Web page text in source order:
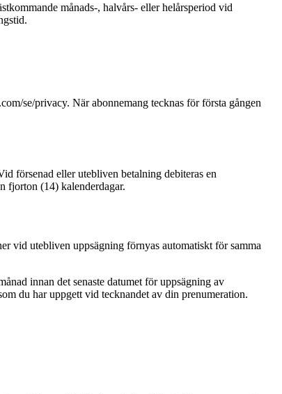
månads-, halvårs- eller helårsperiod vid
se/privacy. När abonnemang tecknas för första gången
försenad eller utebliven betalning debiteras en
fjorton (14) kalenderdagar.
vid utebliven uppsägning förnyas automatiskt för samma
innan det senaste datumet för uppsägning av
du har uppgett vid tecknandet av din prenumeration.